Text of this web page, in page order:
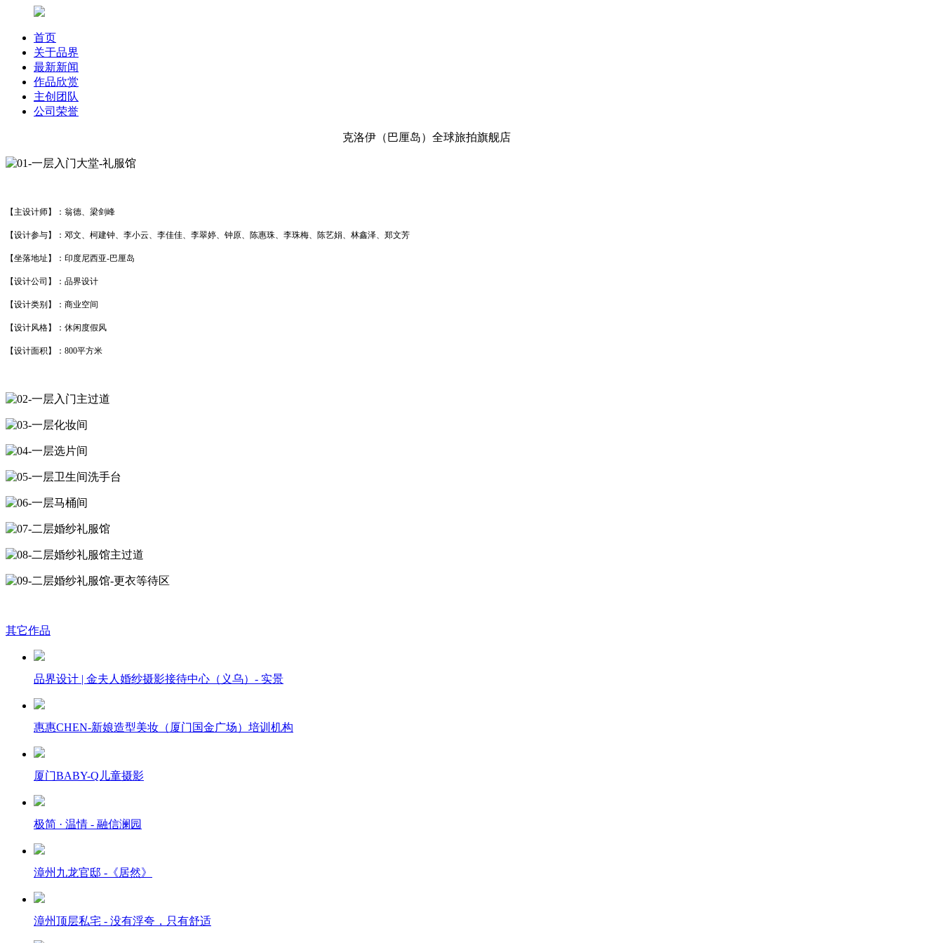
首页
关于品界
最新新闻
作品欣赏
主创团队
公司荣誉
克洛伊（巴厘岛）全球旅拍旗舰店
【主设计师】：翁德、梁剑峰
【设计参与】：邓文、柯建钟、李小云、李佳佳、李翠婷、钟原、陈惠珠、李珠梅、陈艺娟、林鑫泽、郑文芳
【坐落地址】：印度尼西亚-巴厘岛
【设计公司】：品界设计
【设计类别】：商业空间
【设计风格】：休闲度假风
【设计面积】：800平方米
其它作品
品界设计 | 金夫人婚纱摄影接待中心（义乌）- 实景
惠惠CHEN-新娘造型美妆（厦门国金广场）培训机构
厦门BABY-Q儿童摄影
极简 · 温情 - 融信澜园
漳州九龙官邸 -《居然》
漳州顶层私宅 - 没有浮夸，只有舒适